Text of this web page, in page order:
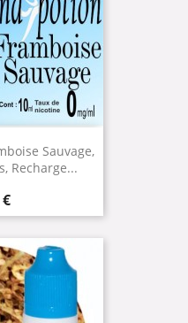
Sauvage,
Recharge...